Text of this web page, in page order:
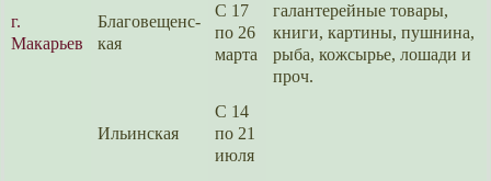
г.
Макарьев
галантерей­ные товары,
книги, картины, пушнина,
рыба, кожсырье, лошади и
проч.
Благовещенс­
кая
С 17
по 26
марта
Ильинская
С 14
по 21
июля